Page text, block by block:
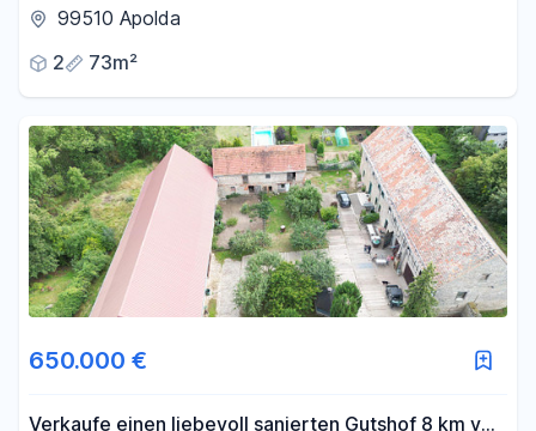
nach Sanierung
99510 Apolda
2
73m²
650.000 €
Verkaufe einen liebevoll sanierten Gutshof 8 km von